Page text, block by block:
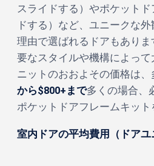
スライドする）やポケット
ドする）など、ユニークな
理由で選ばれるドアもあり
要なスタイルや機構によっ
ニットのおおよその価格は
から$800+まで多くの場合、
ポケットドアフレームキット
室内ドアの平均費用（ドアユ